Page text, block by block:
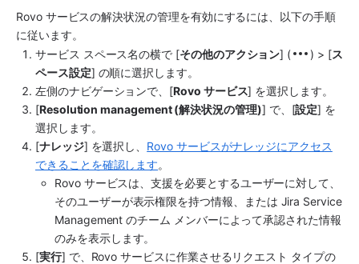
Rovo サービスの解決状況の管理を有効にするには、以下の手順
に従います。
サービス スペース名の横で [その他のアクション] ( ) > [ス
ペース設定] の順に選択します。
左側のナビゲーションで、[Rovo サービス] を選択します。
[Resolution management (解決状況の管理)] で、[設定] を
選択します。
[ナレッジ] を選択し、 Rovo サービスがナレッジにアクセス
できることを確認します。
Rovo サービスは、支援を必要とするユーザーに対して、
そのユーザーが表示権限を持つ情報、または Jira Service
Management のチーム メンバーによって承認された情報
のみを表示します。
[実行] で、Rovo サービスに作業させるリクエスト タイプの